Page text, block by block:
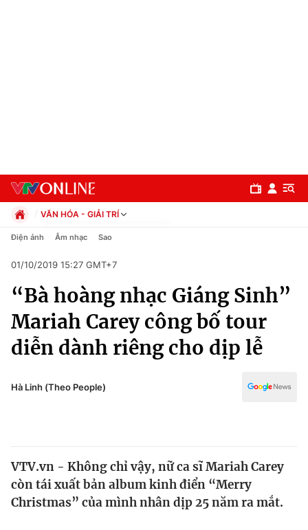
Chuyên mục
Chính trị
Xã hội
Pháp luật
Thế giới
Tin tức
Kinh tế
VĂN HÓA - GIẢI TRÍ
Chính trị
Pháp luật
Kinh tế
Thể thao
Truyền hình
Văn hóa - Giải trí
Công nghệ
Điện ảnh Âm nhạc Sao
01/10/2019 15:27 GMT+7
“Bà hoàng nhạc Giáng Sinh”
Mariah Carey công bố tour
diễn dành riêng cho dịp lễ
Hà Linh (Theo People)
VTV.vn - Không chỉ vậy, nữ ca sĩ Mariah Carey
còn tái xuất bản album kinh điển “Merry
Christmas” của mình nhân dịp 25 năm ra mắt.